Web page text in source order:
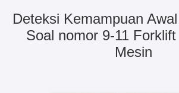
Deteksi Kemampuan
Soal nomor 9-11
Mesin